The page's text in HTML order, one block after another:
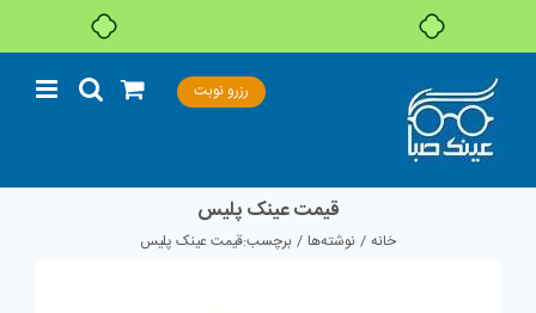
content
رزرو نوبت
قیمت عینک پلیس
خانه نوشته‌ها برچسب:قیمت عینک پلیس